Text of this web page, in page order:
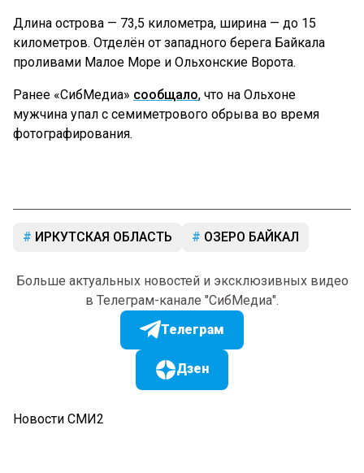
Длина острова — 73,5 километра, ширина — до 15
километров. Отделён от западного берега Байкала
проливами Малое Море и Ольхонские Ворота.
Ранее «СибМедиа» сообщало, что на Ольхоне
мужчина упал с семиметрового обрыва во время
фотографирования.
ИРКУТСКАЯ ОБЛАСТЬ ОЗЕРО БАЙКАЛ
Больше актуальных новостей и эксклюзивных видео
в Телеграм-канале "СибМедиа".
Телеграм
Дзен
Новости СМИ2